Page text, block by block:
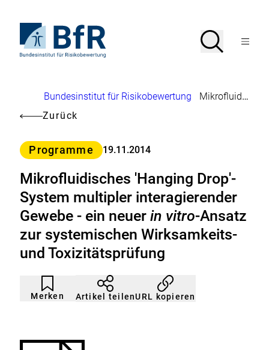
Seiteninhalt
springenStartseite
von
Suche
SucheMenü
Brotkrumennavigation
Bundesinstitut für Risikobewertung
Mikrofluidisches 'Hanging Drop'-System multipler interagierender Gewebe - ein neuer
Zurück
Kategorie
Programme 19.11.2014
Mikrofluidisches 'Hanging Drop'-
System multipler interagierender
Gewebe - ein neuer in vitro-Ansatz
zur systemischen Wirksamkeits-
und Toxizitätsprüfung
Merken
Artikel
nicht
gemerkt
Durch
Klicken
der
Artikel teilenURL kopieren